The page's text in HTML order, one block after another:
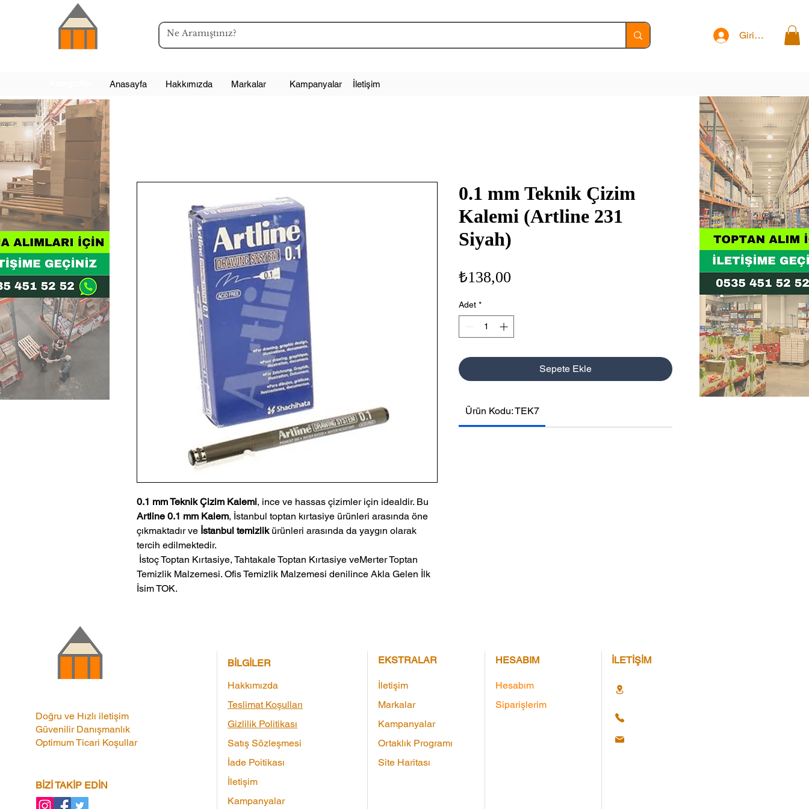
Giriş Yap
Anasayfa Hakkımızda Markalar Kampanyalar İletişim
0.1 mm Teknik Çizim Kalemi, ince ve hassas çizimler için idealdir. Bu
Artline 0.1 mm Kalem, İstanbul toptan kırtasiye ürünleri arasında öne
çıkmaktadır ve İstanbul temizlikürünleri arasında da yaygın olarak
tercih edilmektedir.
Temizlik Malzemesi. Ofis Temizlik Malzemesi denilince Akla Gelen İlk
İsim TOK.
0.1 mm Teknik Çizim
Kalemi (Artline 231
Siyah)
₺138,00
Adet *
Sepete Ekle
Ürün Kodu: TEK7
Doğru ve Hızlı iletişim
Güvenilir Danışmanlık
Optimum Ticari Koşullar
BİZİ TAKİP EDİN
BİLGİLER
Hakkımızda
Teslimat Koşulları
Gizlilik Politikası
Satış Sözleşmesi
İade Poitikası
İletişim
Kampanyalar
EKSTRALAR
İletişim
Markalar
Kampanyalar
Ortaklık Programı
Site Haritası
HESABIM
Hesabım
Siparişlerim
İLETİŞİM